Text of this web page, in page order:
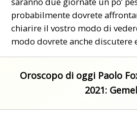
probabilmente dovrete
chiarire il vostro modo di
modo dovrete anche discutere
Oroscopo di oggi Paolo
2021: